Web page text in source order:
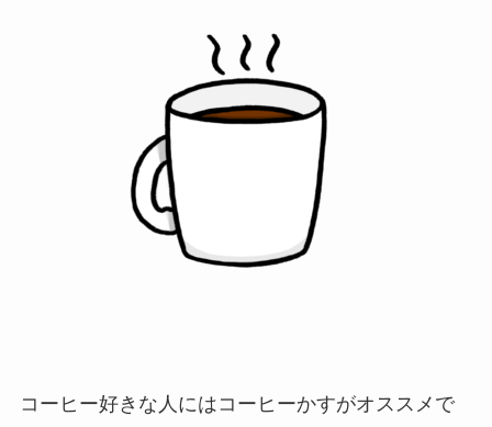
コーヒー好きな人にはコーヒーかすがオススメで